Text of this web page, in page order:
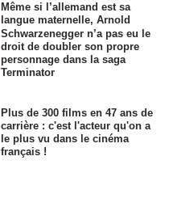
Même si l’allemand est sa
langue maternelle, Arnold
Schwarzenegger n’a pas eu le
droit de doubler son propre
personnage dans la saga
Terminator
Plus de 300 films en 47 ans de
carrière : c'est l'acteur qu'on a
le plus vu dans le cinéma
français !